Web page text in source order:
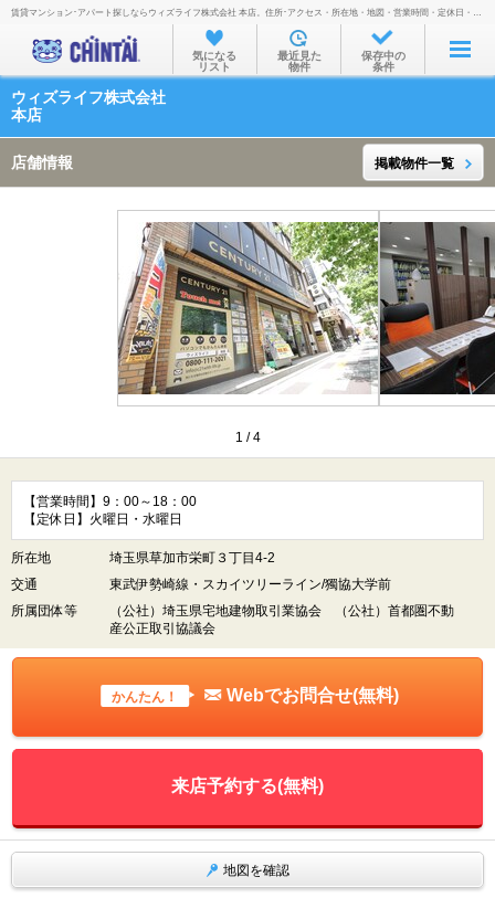
お部屋を探す
沿線・駅から
通勤通学時間から
物件特集から
不動産会社から
TOP
賃貸マンション･アパート探しならウィズライフ株式会社 本店。住所･アクセス・所在地・地図・営業時間・定休日・電話番号などを掲載。
気になる
リスト
最近見た
物件
保存中の
条件
ウィズライフ株式会社
本店
店舗情報 掲載物件一覧
1 /4
【営業時間】9：00～18：00
【定休日】火曜日・水曜日
所在地
埼玉県草加市栄町３丁目4-2
交通
東武伊勢崎線・スカイツリーライン/獨協大学前
所属団体等
（公社）埼玉県宅地建物取引業協会 （公社）首都圏不動
産公正取引協議会
かんたん！ Webでお問合せ(無料)
来店予約する(無料)
地図を確認